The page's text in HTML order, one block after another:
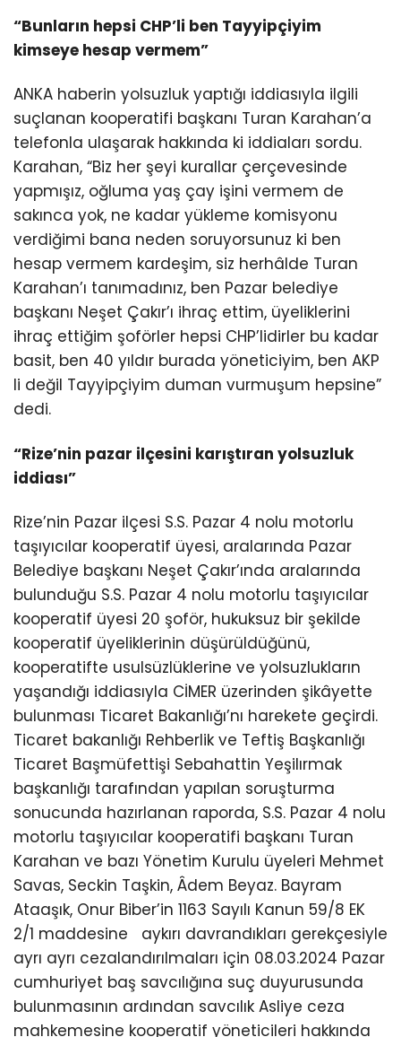
“Bunların hepsi CHP’li ben Tayyipçiyim
kimseye hesap vermem”
ANKA haberin yolsuzluk yaptığı iddiasıyla ilgili
suçlanan kooperatifi başkanı Turan Karahan’a
telefonla ulaşarak hakkında ki iddiaları sordu.
Karahan, “Biz her şeyi kurallar çerçevesinde
yapmışız, oğluma yaş çay işini vermem de
sakınca yok, ne kadar yükleme komisyonu
verdiğimi bana neden soruyorsunuz ki ben
hesap vermem kardeşim, siz herhâlde Turan
Karahan’ı tanımadınız, ben Pazar belediye
başkanı Neşet Çakır’ı ihraç ettim, üyeliklerini
ihraç ettiğim şoförler hepsi CHP’lidirler bu kadar
basit, ben 40 yıldır burada yöneticiyim, ben AKP
li değil Tayyipçiyim duman vurmuşum hepsine”
dedi.
“Rize’nin pazar ilçesini karıştıran yolsuzluk
iddiası”
Rize’nin Pazar ilçesi S.S. Pazar 4 nolu motorlu
taşıyıcılar kooperatif üyesi, aralarında Pazar
Belediye başkanı Neşet Çakır’ında aralarında
bulunduğu S.S. Pazar 4 nolu motorlu taşıyıcılar
kooperatif üyesi 20 şoför, hukuksuz bir şekilde
kooperatif üyeliklerinin düşürüldüğünü,
kooperatifte usulsüzlüklerine ve yolsuzlukların
yaşandığı iddiasıyla CİMER üzerinden şikâyette
bulunması Ticaret Bakanlığı’nı harekete geçirdi.
Ticaret bakanlığı Rehberlik ve Teftiş Başkanlığı
Ticaret Başmüfettişi Sebahattin Yeşilırmak
başkanlığı tarafından yapılan soruşturma
sonucunda hazırlanan raporda, S.S. Pazar 4 nolu
motorlu taşıyıcılar kooperatifi başkanı Turan
Karahan ve bazı Yönetim Kurulu üyeleri Mehmet
Savas, Seckin Taşkin, Âdem Beyaz. Bayram
Ataaşık, Onur Biber’in 1163 Sayılı Kanun 59/8 EK
2/1 maddesine aykırı davrandıkları gerekçesiyle
ayrı ayrı cezalandırılmaları için 08.03.2024 Pazar
cumhuriyet baş savcılığına suç duyurusunda
bulunmasının ardından savcılık Asliye ceza
mahkemesine kooperatif yöneticileri hakkında